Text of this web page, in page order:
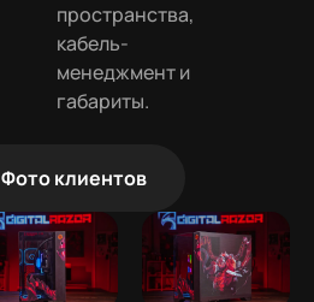
пространства,
кабель-
менеджмент и
габариты.
Фото клиентов